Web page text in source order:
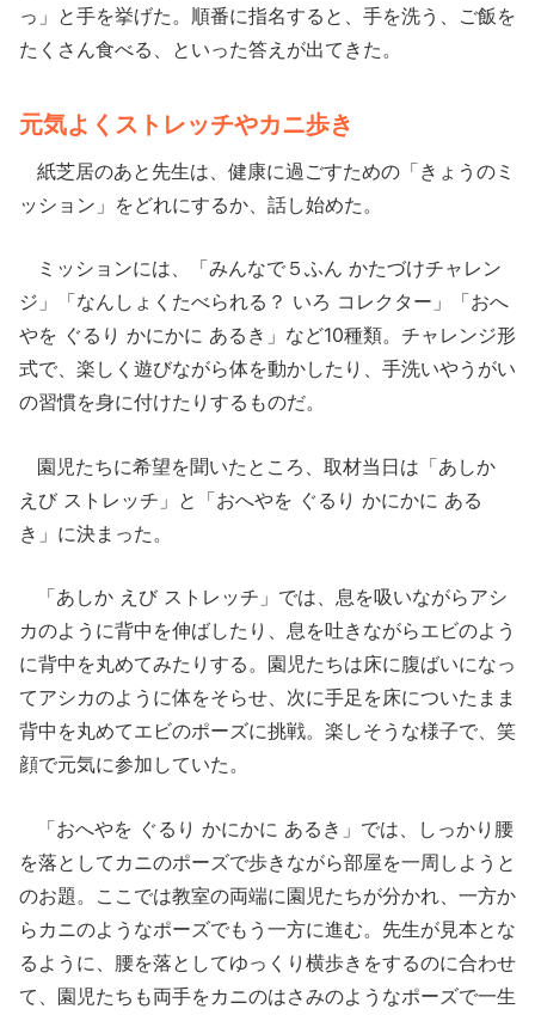
っ」と手を挙げた。順番に指名すると、手を洗う、ご飯を
たくさん食べる、といった答えが出てきた。
元気よくストレッチやカニ歩き
紙芝居のあと先生は、健康に過ごすための「きょうのミ
ッション」をどれにするか、話し始めた。
ミッションには、「みんなで５ふん かたづけチャレン
ジ」「なんしょくたべられる？ いろ コレクター」「おへ
やを ぐるり かにかに あるき」など10種類。チャレンジ形
式で、楽しく遊びながら体を動かしたり、手洗いやうがい
の習慣を身に付けたりするものだ。
園児たちに希望を聞いたところ、取材当日は「あしか
えび ストレッチ」と「おへやを ぐるり かにかに ある
き」に決まった。
「あしか えび ストレッチ」では、息を吸いながらアシ
カのように背中を伸ばしたり、息を吐きながらエビのよう
に背中を丸めてみたりする。園児たちは床に腹ばいになっ
てアシカのように体をそらせ、次に手足を床についたまま
背中を丸めてエビのポーズに挑戦。楽しそうな様子で、笑
顔で元気に参加していた。
「おへやを ぐるり かにかに あるき」では、しっかり腰
を落としてカニのポーズで歩きながら部屋を一周しようと
のお題。ここでは教室の両端に園児たちが分かれ、一方か
らカニのようなポーズでもう一方に進む。先生が見本とな
るように、腰を落としてゆっくり横歩きをするのに合わせ
て、園児たちも両手をカニのはさみのようなポーズで一生